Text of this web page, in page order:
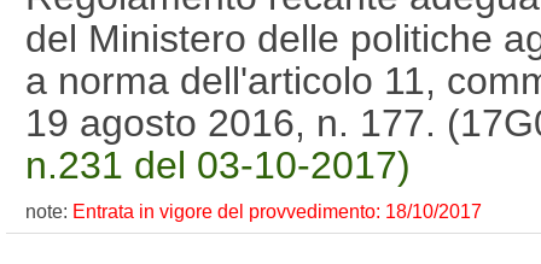
del Ministero delle politiche
a norma dell'articolo 11,
19 agosto 2016, n. 177.
n.231 del 03-10-2017)
note: Entrata in vigore del provvedimento: 18/10/2017